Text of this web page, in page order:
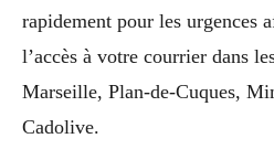
rapidement pour les urgences
l’accès à votre courrier dans
Marseille, Plan-de-Cuques,
Cadolive.